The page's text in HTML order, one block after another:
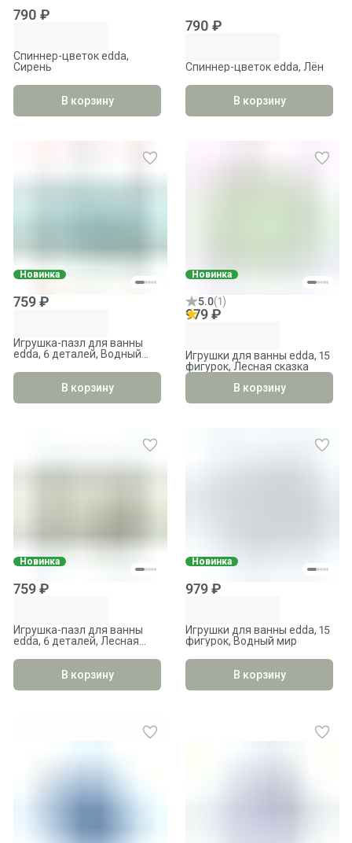
790 ₽
Спиннер-цветок edda,
Сирень
В корзину
790 ₽
Спиннер-цветок edda, Лён
В корзину
Новинка
759 ₽
Игрушка-пазл для ванны
edda, 6 деталей, Водный
В корзину
Новинка
5.0(1)
979 ₽
Игрушки для ванны edda, 15
фигурок, Лесная сказка
В корзину
Новинка
759 ₽
Игрушка-пазл для ванны
edda, 6 деталей, Лесная
В корзину
Новинка
979 ₽
Игрушки для ванны edda, 15
фигурок, Водный мир
В корзину